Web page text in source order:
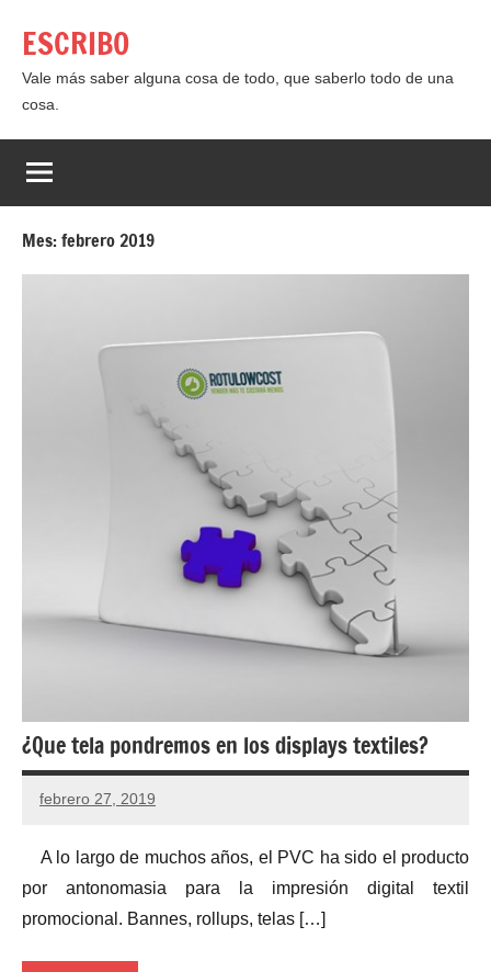
contenido
ESCRIBO
Vale más saber alguna cosa de todo, que saberlo todo de una
cosa.
Mes:febrero 2019
¿Que tela pondremos en los displays textiles?
febrero 27, 2019
A lo largo de muchos años, el PVC ha sido el producto
por antonomasia para la impresión digital textil
promocional. Bannes, rollups, telas […]